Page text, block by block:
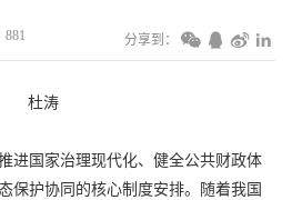
881 分享到：
杜涛
进国家治理现代化、健全公共财政体
保护协同的核心制度安排。随着我国